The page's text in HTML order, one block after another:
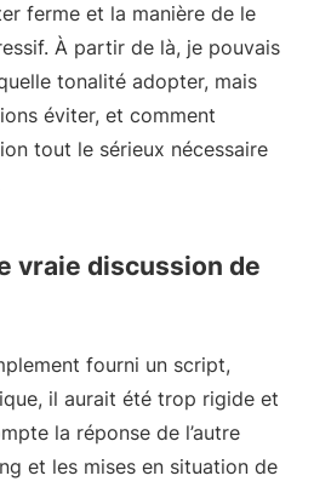
ferme et la manière de le
À partir de là, je pouvais
tonalité adopter, mais
éviter, et comment
tout le sérieux nécessaire
vraie discussion de
fourni un script,
il aurait été trop rigide et
la réponse de l’autre
et les mises en situation de